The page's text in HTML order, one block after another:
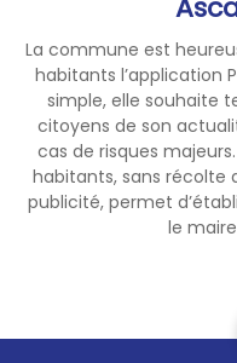
La commune est
habitants l’application
simple, elle souhaite
citoyens de son
cas de risques
habitants, sans récolte
publicité, permet
le
En cas de
appelez
le 112 ou le
Pirinio
du,